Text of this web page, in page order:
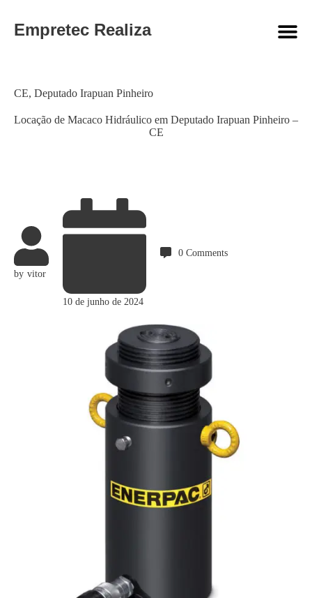
Empretec Realiza
Locação de Macaco Hidráulico em Deputado Irapuan Pinheiro –
CE
Category
CE, Deputado Irapuan Pinheiro
by vitor
10 de junho de 2024
0 Comments